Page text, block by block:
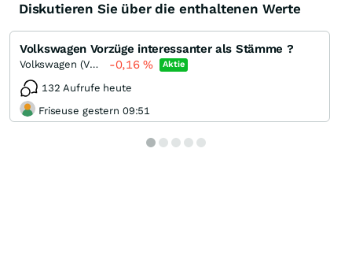
Diskutieren Sie über die enthaltenen Werte
Volkswagen Vorzüge interessanter als Stämme ?
Volkswagen (VW) Vz -0,16% Aktie
132 Aufrufe heute
Friseuse gestern 09:51